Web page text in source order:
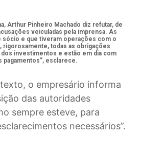
Arthur Pinheiro Machado diz refutar, de
veiculadas pela imprensa. As
sócio e que tiveram operações com o
rigorosamente, todas as obrigações
investimentos e estão em dia com
pagamentos”, esclarece.
o empresário informa
das autoridades
sempre esteve, para
necessários”.